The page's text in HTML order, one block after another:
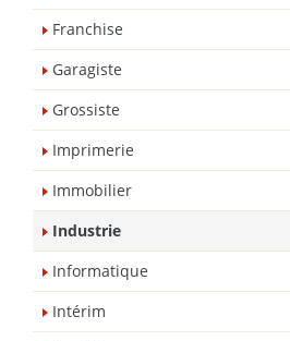
Franchise
Garagiste
Grossiste
Imprimerie
Immobilier
Industrie
Informatique
Intérim